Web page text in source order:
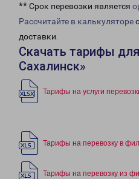
** Срок перевозки является
Рассчитайте в калькуляторе
доставки.
Скачать тарифы
Сахалинск»
Тарифы на услуги
Тарифы на перевозку в
Тарифы на перевозку из